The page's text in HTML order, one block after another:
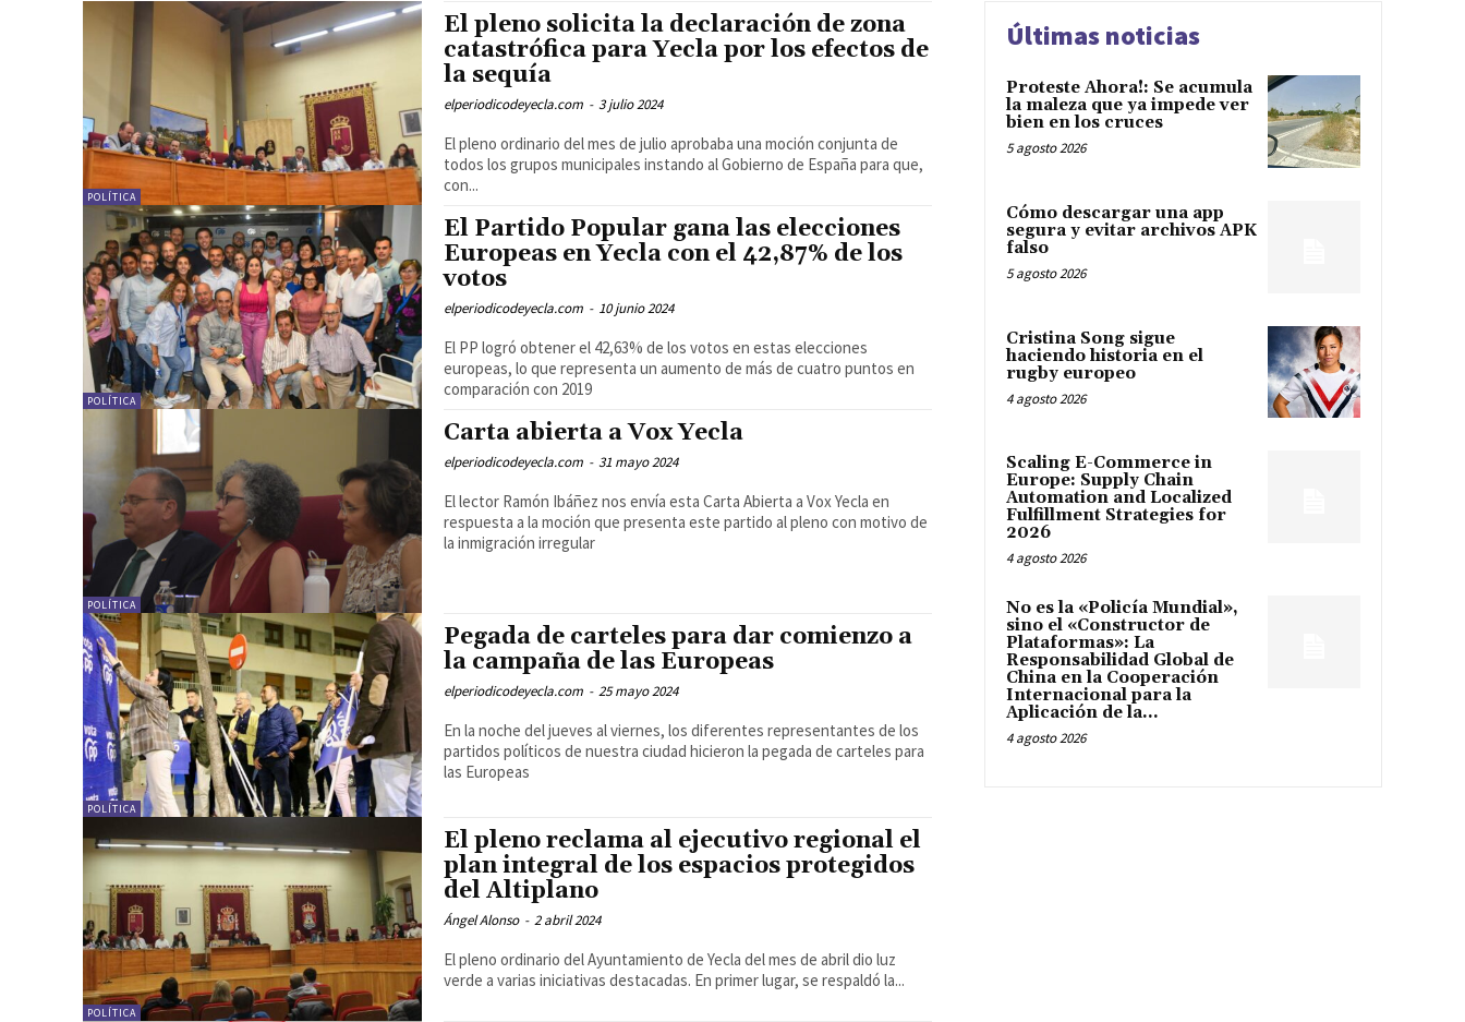
POLÍTICA
El pleno solicita la declaración de zona
catastrófica para Yecla por los efectos de
la sequía
elperiodicodeyecla.com - 3 julio 2024
El pleno ordinario del mes de julio aprobaba una moción conjunta de
todos los grupos municipales instando al Gobierno de España para que,
con...
POLÍTICA
El Partido Popular gana las elecciones
Europeas en Yecla con el 42,87% de los
votos
elperiodicodeyecla.com - 10 junio 2024
El PP logró obtener el 42,63% de los votos en estas elecciones
europeas, lo que representa un aumento de más de cuatro puntos en
comparación con 2019
POLÍTICA
Carta abierta a Vox Yecla
elperiodicodeyecla.com - 31 mayo 2024
El lector Ramón Ibáñez nos envía esta Carta Abierta a Vox Yecla en
respuesta a la moción que presenta este partido al pleno con motivo de
la inmigración irregular
POLÍTICA
Pegada de carteles para dar comienzo a
la campaña de las Europeas
elperiodicodeyecla.com - 25 mayo 2024
En la noche del jueves al viernes, los diferentes representantes de los
partidos políticos de nuestra ciudad hicieron la pegada de carteles para
las Europeas
POLÍTICA
El pleno reclama al ejecutivo regional el
plan integral de los espacios protegidos
del Altiplano
Ángel Alonso - 2 abril 2024
El pleno ordinario del Ayuntamiento de Yecla del mes de abril dio luz
verde a varias iniciativas destacadas. En primer lugar, se respaldó la...
Últimas noticias
Proteste Ahora!: Se acumula
la maleza que ya impede ver
bien en los cruces
5 agosto 2026
Cómo descargar una app
segura y evitar archivos APK
falso
5 agosto 2026
Cristina Song sigue
haciendo historia en el
rugby europeo
4 agosto 2026
Scaling E-Commerce in
Europe: Supply Chain
Automation and Localized
Fulfillment Strategies for
2026
4 agosto 2026
No es la «Policía Mundial»,
sino el «Constructor de
Plataformas»: La
Responsabilidad Global de
China en la Cooperación
Internacional para la
Aplicación de la...
4 agosto 2026